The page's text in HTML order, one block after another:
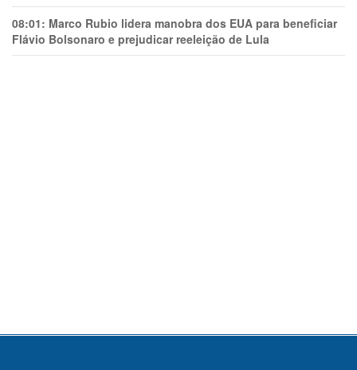
08:01: Marco Rubio lidera manobra dos EUA para beneficiar
Flávio Bolsonaro e prejudicar reeleição de Lula